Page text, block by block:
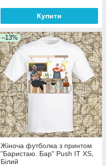
Купити
–13%
Жіноча футболка з принтом
"Баристаю. Бар" Push IT XS,
Білий